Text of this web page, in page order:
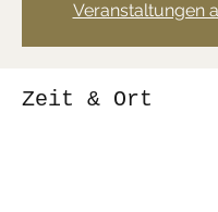
Veranstaltungen
Zeit & Ort